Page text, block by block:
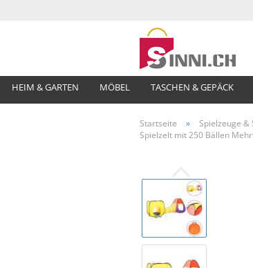
HEIM & GARTEN MÖBEL TASCHEN & GEPÄCK
Startseite » Spielzeuge &
Spielzelt mit 250 Bällen